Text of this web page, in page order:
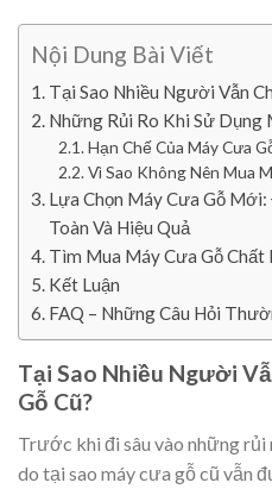
Nội Dung Bài Viết
Tại Sao Nhiều Người Vẫn
Những Rủi Ro Khi Sử Dụng
Hạn Chế Của Máy Cưa
Vì Sao Không Nên Mua
Lựa Chọn Máy Cưa Gỗ
Toàn Và Hiệu Quả
Tìm Mua Máy Cưa Gỗ
Kết Luận
FAQ – Những Câu Hỏi
Tại Sao Nhiều Người
Gỗ Cũ?
Trước khi đi sâu vào những rủi
do tại sao máy cưa gỗ cũ vẫn